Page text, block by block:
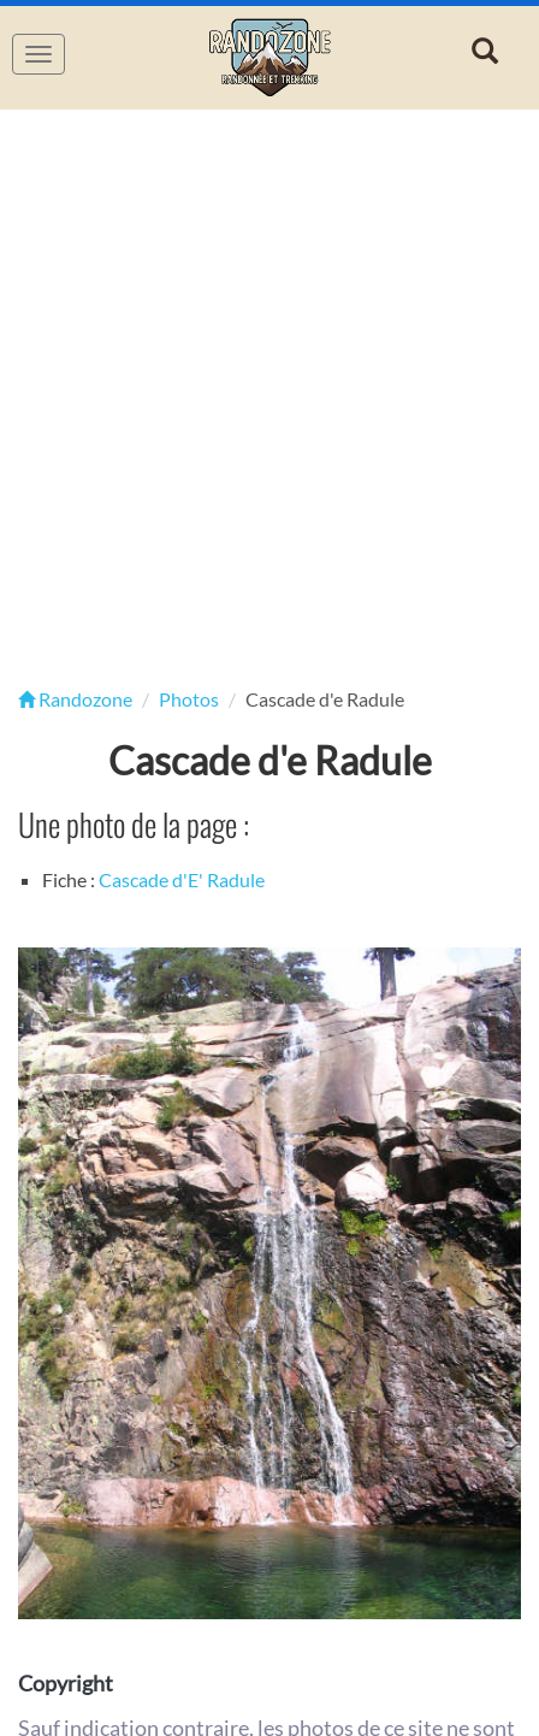
Navigation
Randozone Photos Cascade d'e Radule
Cascade d'e Radule
Une photo de la page :
Fiche : Cascade d'E' Radule
Copyright
Sauf indication contraire, les photos de ce site ne sont